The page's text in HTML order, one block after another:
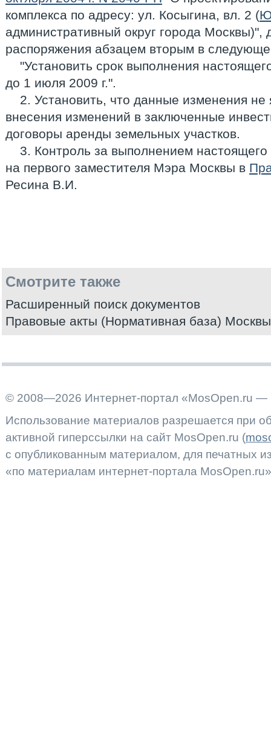
комплекса по адресу: ул. Косыгина, вл. 2 (
административный округ города Москвы)",
распоряжения абзацем вторым в
"Установить срок выполнения
до 1 июля 2009 г.".
2. Установить, что данные изменения
внесения изменений в заключенные
договоры аренды земельных участков.
3. Контроль за выполнением
на первого заместителя Мэра Москвы в
Ресина В.И.
Смотрите также
Расширенный поиск документов
Правовые акты (Нормативная база) Москвы
© 2008—2026 Интернет-портал «MosOpen.ru —
Использование материалов разрешается при
активной гиперссылки на сайт MosOpen.ru (
с опубликованным материалом, для печатных
«по материалам интернет-портала